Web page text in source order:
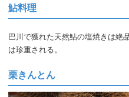
鮎料理
巴川で獲れた天然鮎の塩焼きは絶
は珍重される。
栗きんとん